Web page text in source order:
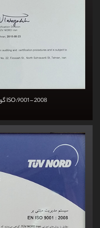
گواهینامه ایزو مدیریت کیفیت ISO:9001 – 2008